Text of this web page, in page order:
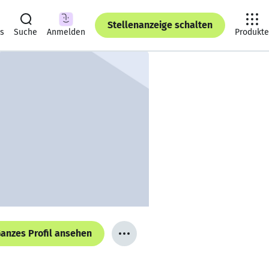
Suche Anmelden
Stellenanzeige schalten
Produkte
Profil ansehen